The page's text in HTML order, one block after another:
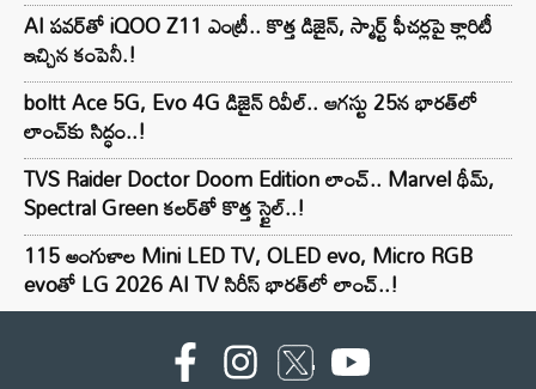
AI పవర్‌తో iQOO Z11 ఎంట్రీ.. కొత్త డిజైన్, స్మార్ట్ ఫీచర్లపై క్లారిటీ
ఇచ్చిన కంపెనీ.!
boltt Ace 5G, Evo 4G డిజైన్ రివీల్.. ఆగస్టు 25న భారత్‌లో
లాంచ్‌కు సిద్ధం..!
TVS Raider Doctor Doom Edition లాంచ్.. Marvel థీమ్,
Spectral Green కలర్‌తో కొత్త స్టైల్..!
115 అంగుళాల Mini LED TV, OLED evo, Micro RGB
evoతో LG 2026 AI TV సిరీస్ భారత్‌లో లాంచ్..!